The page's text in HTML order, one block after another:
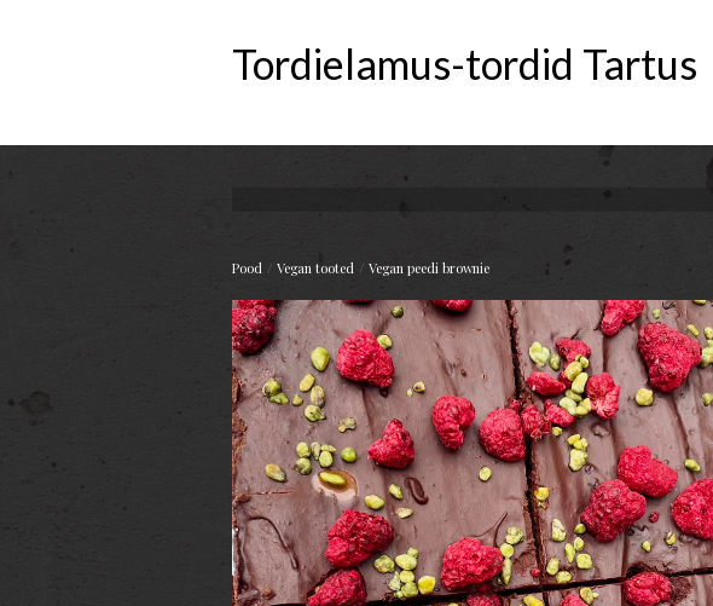
Tordielamus-tordid Tartus
Pood / Vegan tooted / Vegan peedi brownie